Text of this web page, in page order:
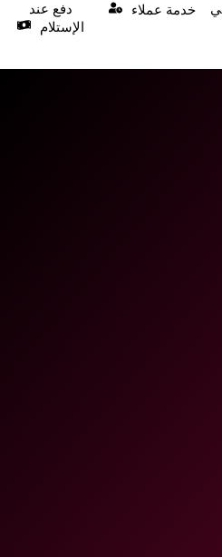
خدمة عملاء
دفع عند
الإستلام